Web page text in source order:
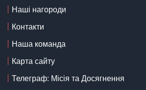
Наші нагороди
Контакти
Наша команда
Карта сайту
Телеграф: Місія та Досягнення